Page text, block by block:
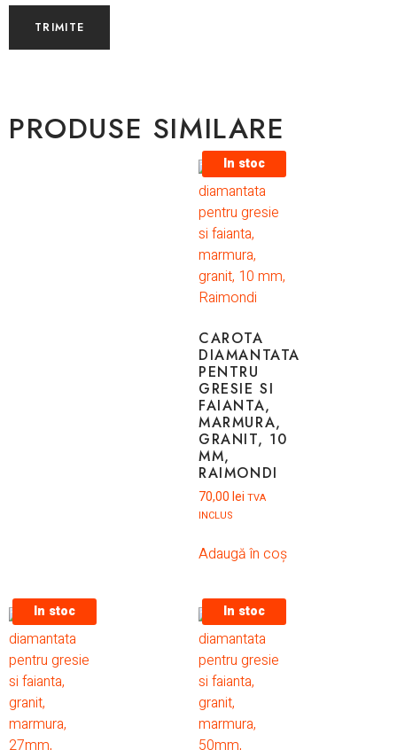
PRODUSE SIMILARE
In stoc
CAROTA
DIAMANTATA
PENTRU
GRESIE SI
FAIANTA,
MARMURA,
GRANIT, 10
MM,
RAIMONDI
70,00 lei TVA
INCLUS
Adaugă în coș
In stoc In stoc